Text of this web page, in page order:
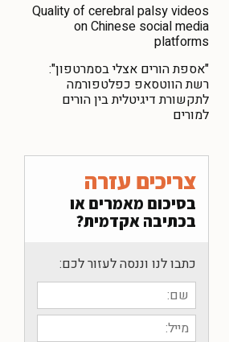
Quality of cerebral palsy videos
on Chinese social media
platforms
"אספת הורים אצלי בסמרטפון":
רשת הווטסאפ כפלטפורמה
לתקשורת דיגיטלית בין הורים
למורים
צריכים עזרה
בסיכום מאמרים או
בכתיבה אקדמית?
כתבו לנו וננסה לעזור לכם: